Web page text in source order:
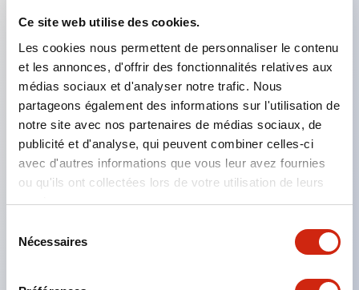
Ce site web utilise des cookies.
Les cookies nous permettent de personnaliser le contenu
et les annonces, d'offrir des fonctionnalités relatives aux
médias sociaux et d'analyser notre trafic. Nous
partageons également des informations sur l'utilisation de
notre site avec nos partenaires de médias sociaux, de
publicité et d'analyse, qui peuvent combiner celles-ci
avec d'autres informations que vous leur avez fournies
ou qu'ils ont collectées lors de votre utilisation de leurs
services.
Nécessaires
Le type avec trous permet l'installation d'une unité
de contrôle Ø22
Nous proposons également un type sans trous,
avec la possibilité de personnaliser la taille et la
disposition des trous
Le type sans trous peut être utilisé comme boîte
de jonction en installant un bornier à l'intérieur
couvercle jaune pour arrêt d'urgence et une boîte